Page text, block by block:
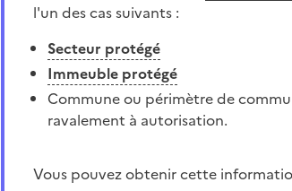
l'un des cas suivants :
Secteur protégé
Immeuble protégé
Commune ou périmètre de
ravalement à autorisation.
Vous pouvez obtenir cette